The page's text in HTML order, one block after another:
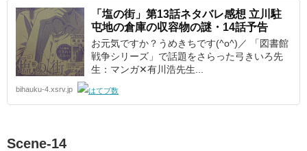
「塩の街」第13話ネタバレ感想 立川駐
屯地の倉庫の収容物の謎・14話予告
お元気ですか？うめきちです(^o^)／ 「図書館
戦争シリーズ」で話題をさらった弓きいろ先
生：マンガ✕有川浩先生...
bihauku-4.xsrv.jp
Scene-14